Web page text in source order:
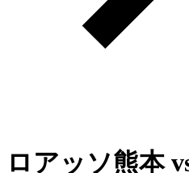
ロアッソ熊本